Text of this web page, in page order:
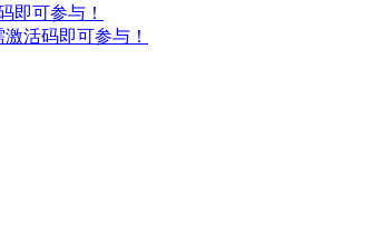
即可参与！
活码即可参与！